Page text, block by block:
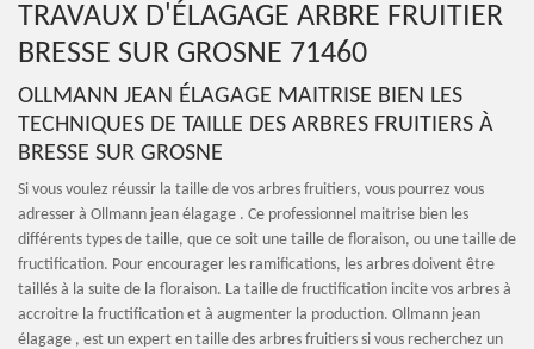
TRAVAUX D'ÉLAGAGE ARBRE FRUITIER
BRESSE SUR GROSNE 71460
OLLMANN JEAN ÉLAGAGE MAITRISE BIEN LES
TECHNIQUES DE TAILLE DES ARBRES FRUITIERS À
BRESSE SUR GROSNE
Si vous voulez réussir la taille de vos arbres fruitiers, vous pourrez vous
adresser à Ollmann jean élagage . Ce professionnel maitrise bien les
différents types de taille, que ce soit une taille de floraison, ou une taille de
fructification. Pour encourager les ramifications, les arbres doivent être
taillés à la suite de la floraison. La taille de fructification incite vos arbres à
accroitre la fructification et à augmenter la production. Ollmann jean
élagage , est un expert en taille des arbres fruitiers si vous recherchez un